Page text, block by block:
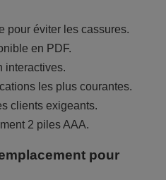
pour éviter les cassures.
en PDF.
interactives.
les plus courantes.
clients exigeants.
2 piles AAA.
pour